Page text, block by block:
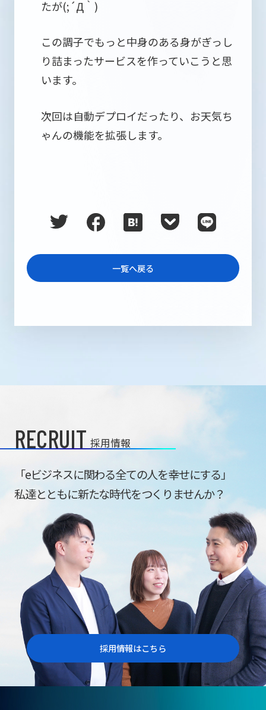
たが(;´Д｀)
この調子でもっと中身のある身がぎっし
り詰まったサービスを作っていこうと思
います。
次回は自動デプロイだったり、お天気ち
ゃんの機能を拡張します。
一覧へ戻る
RECRUIT 採用情報
「eビジネスに関わる全ての人を幸せにする」
私達とともに新たな時代をつくりませんか？
採用情報はこちら